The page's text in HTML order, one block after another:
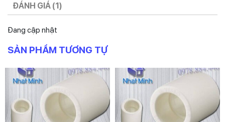
ĐÁNH GIÁ (1)
Đang cập nhật
SẢN PHẨM TƯƠNG TỰ